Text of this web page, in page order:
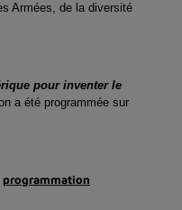
Armées, de la diversité
pour inventer le
a été programmée sur
programmation